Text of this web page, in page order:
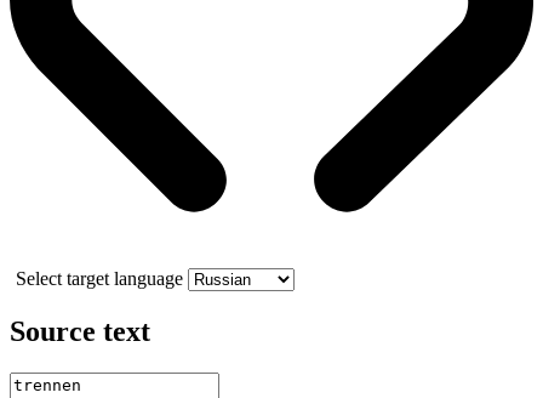
Select target language
Source text